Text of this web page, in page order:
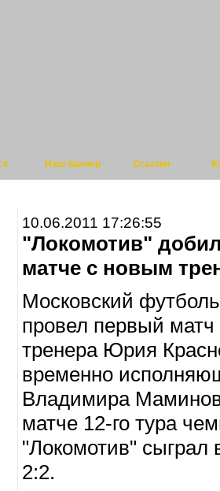
Наш баннер Ссылки
10.06.2011 17:26:55
"Локомотив"
матче с новым
Московский
провел первый матч
тренера Юрия
временно
Владимира
матче 12-го тура
"Локомотив"
2:2.